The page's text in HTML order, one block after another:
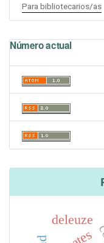
Para bibliotecarios/as
Número actual
deleuze